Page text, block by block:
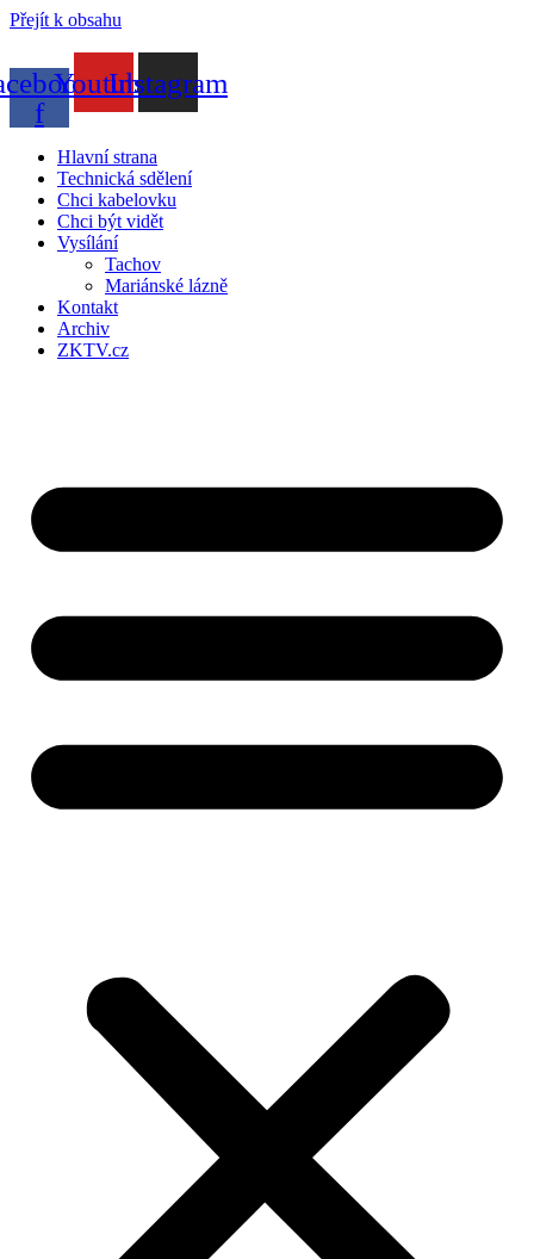
Přejít k obsahu
f
YoutubeInstagram
Hlavní strana
Technická sdělení
Chci kabelovku
Chci být vidět
Vysílání
Tachov
Mariánské lázně
Kontakt
Archiv
ZKTV.cz